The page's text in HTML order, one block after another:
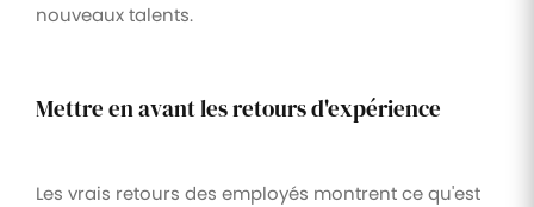
nouveaux talents.
Mettre en avant les retours d'expérience
Les vrais retours des employés montrent ce qu'est